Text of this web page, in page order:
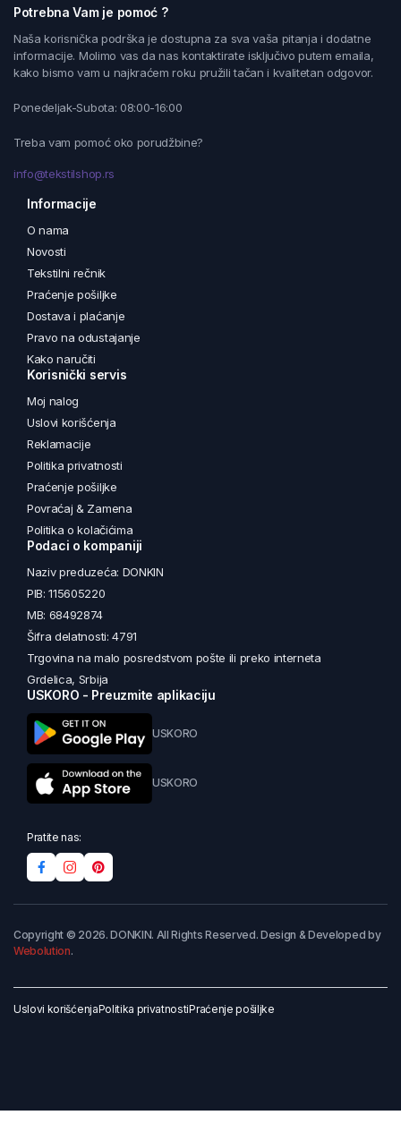
Potrebna Vam je pomoć ?
Naša korisnička podrška je dostupna za sva vaša pitanja i dodatne
informacije. Molimo vas da nas kontaktirate isključivo putem emaila,
kako bismo vam u najkraćem roku pružili tačan i kvalitetan odgovor.
Ponedeljak-Subota: 08:00-16:00
Treba vam pomoć oko porudžbine?
info@tekstilshop.rs
Informacije
O nama
Novosti
Tekstilni rečnik
Praćenje pošiljke
Dostava i plaćanje
Pravo na odustajanje
Kako naručiti
Korisnički servis
Moj nalog
Uslovi korišćenja
Reklamacije
Politika privatnosti
Praćenje pošiljke
Povraćaj & Zamena
Politika o kolačićima
Podaci o kompaniji
Naziv preduzeća: DONKIN
PIB: 115605220
MB: 68492874
Šifra delatnosti: 4791
Trgovina na malo posredstvom pošte ili preko interneta
Grdelica, Srbija
USKORO - Preuzmite aplikaciju
USKORO
USKORO
Pratite nas:
Copyright © 2026. DONKIN. All Rights Reserved. Design & Developed by
Webolution.
Uslovi korišćenjaPolitika privatnostiPraćenje pošiljke